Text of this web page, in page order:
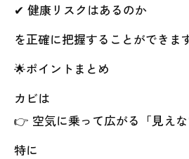
✔ 健康リスクはあるのか
を正確に把握することができま
🌟ポイントまとめ
カビは
👉 空気に乗って広がる「見えな
特に